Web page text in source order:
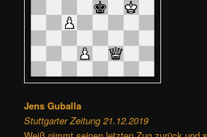
Jens Guballa
Stuttgarter Zeitung 21.12.2019